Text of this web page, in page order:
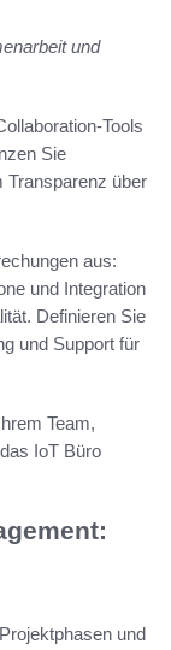
und
Tools
Sie
Transparenz über
aus:
und Integration
Definieren Sie
und Support für
Team,
IoT Büro
und